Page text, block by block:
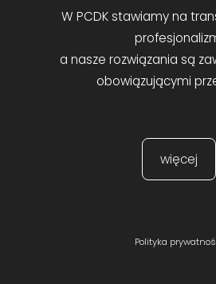
W PCDK stawiamy na
a nasze rozwiązania są
obowiązującymi
więcej
Polityka